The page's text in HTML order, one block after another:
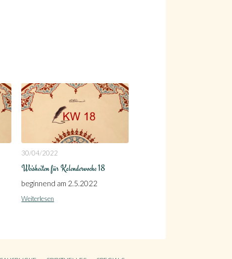
30/04/2022
Weisheiten für Kalenderwoche 18
beginnend am 2.5.2022
Weiterlesen